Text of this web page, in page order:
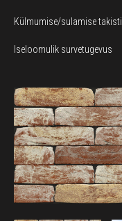
Külmumise/sulamise takisti
Iseloomulik survetugevus